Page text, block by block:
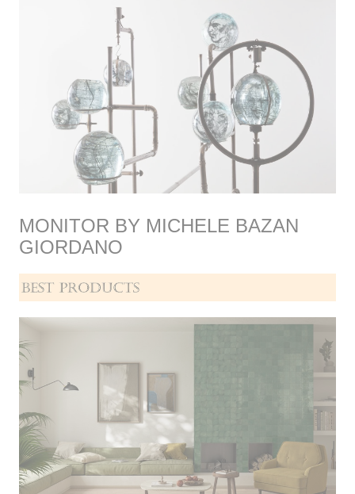
MONITOR BY MICHELE BAZAN
GIORDANO